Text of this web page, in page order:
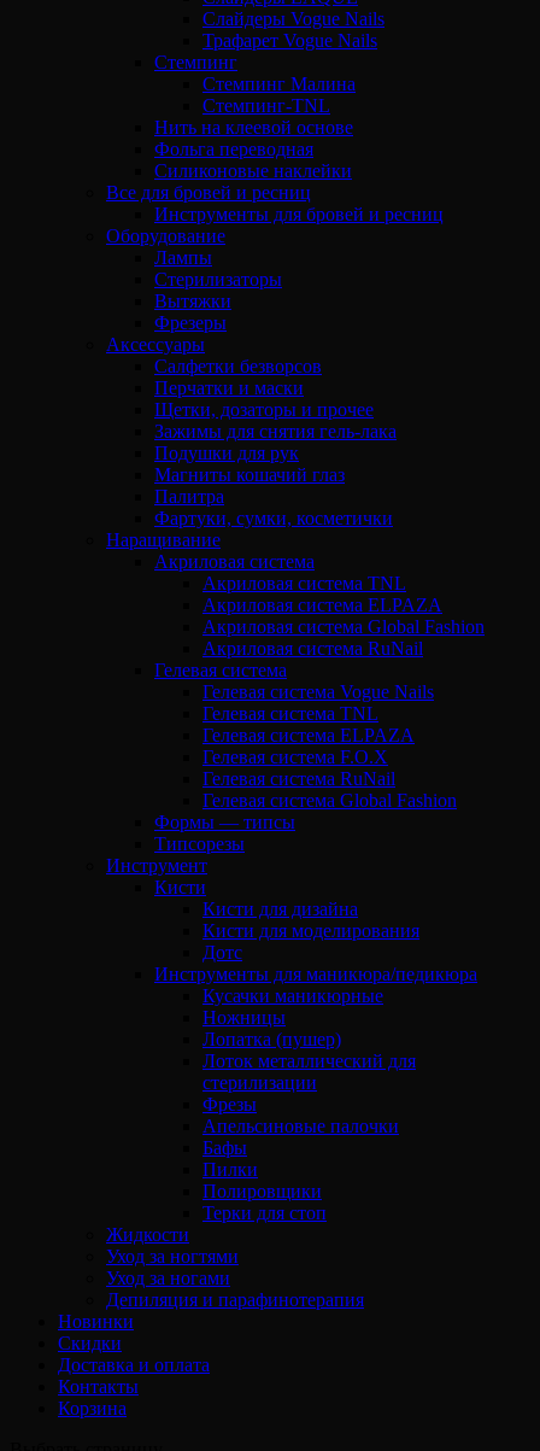
Слайдеры Vogue Nails
Трафарет Vogue Nails
Стемпинг
Стемпинг Малина
Стемпинг-TNL
Нить на клеевой основе
Фольга переводная
Силиконовые наклейки
Все для бровей и ресниц
Инструменты для бровей и ресниц
Оборудование
Лампы
Стерилизаторы
Вытяжки
Фрезеры
Аксессуары
Салфетки безворсов
Перчатки и маски
Щетки, дозаторы и прочее
Зажимы для снятия гель-лака
Подушки для рук
Магниты кошачий глаз
Палитра
Фартуки, сумки, косметички
Наращивание
Акриловая система
Акриловая система TNL
Акриловая система ELPAZA
Акриловая система Global Fashion
Акриловая система RuNail
Гелевая система
Гелевая система Vogue Nails
Гелевая система TNL
Гелевая система ELPAZA
Гелевая система F.O.X
Гелевая система RuNail
Гелевая система Global Fashion
Формы — типсы
Типсорезы
Инструмент
Кисти
Кисти для дизайна
Кисти для моделирования
Дотс
Инструменты для маникюра/педикюра
Кусачки маникюрные
Ножницы
Лопатка (пушер)
Лоток металлический для
стерилизации
Фрезы
Апельсиновые палочки
Бафы
Пилки
Полировщики
Терки для стоп
Жидкости
Уход за ногтями
Уход за ногами
Депиляция и парафинотерапия
Новинки
Скидки
Доставка и оплата
Контакты
Корзина